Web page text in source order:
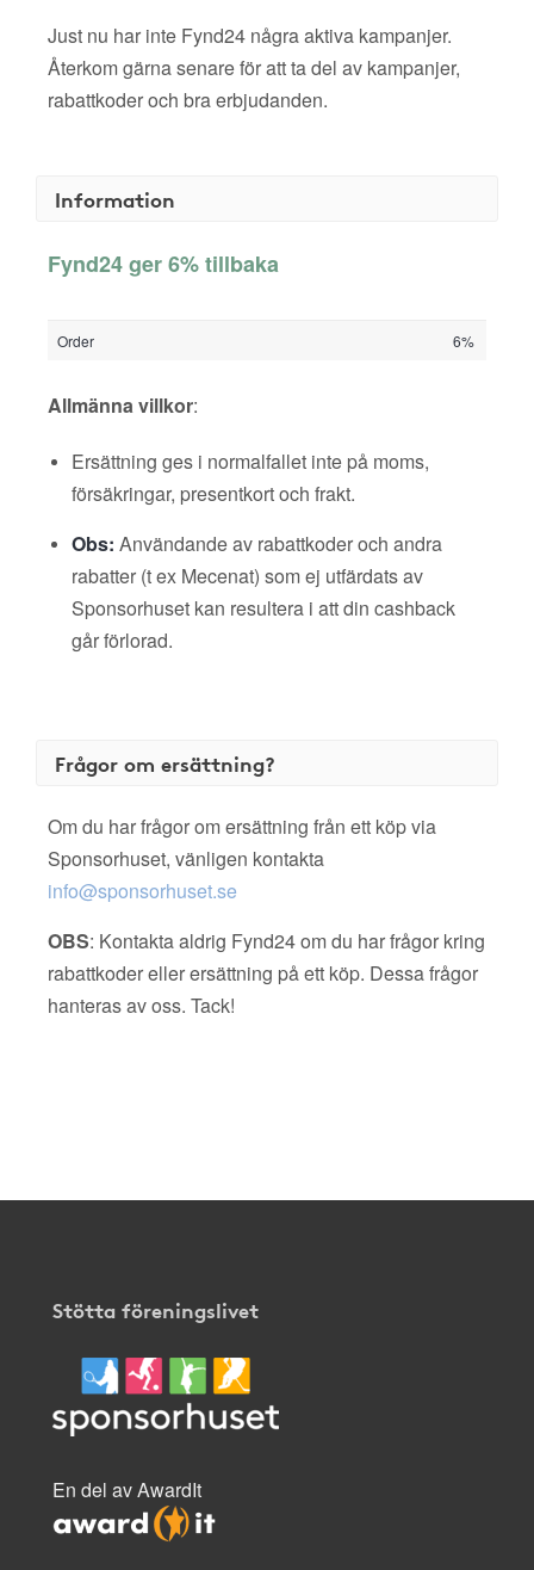
Just nu har inte Fynd24 några aktiva kampanjer.
Återkom gärna senare för att ta del av kampanjer,
rabattkoder och bra erbjudanden.
Information
Fynd24 ger 6% tillbaka
Order 6%
Allmänna villkor:
Ersättning ges i normalfallet inte på moms,
försäkringar, presentkort och frakt.
Obs: Användande av rabattkoder och andra
rabatter (t ex Mecenat) som ej utfärdats av
Sponsorhuset kan resultera i att din cashback
går förlorad.
Frågor om ersättning?
Om du har frågor om ersättning från ett köp via
Sponsorhuset, vänligen kontakta
info@sponsorhuset.se
OBS: Kontakta aldrig Fynd24 om du har frågor kring
rabattkoder eller ersättning på ett köp. Dessa frågor
hanteras av oss. Tack!
Stötta föreningslivet
En del av AwardIt